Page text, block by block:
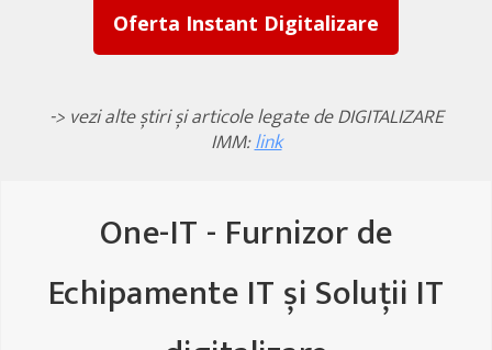
Oferta Instant Digitalizare
-> vezi alte știri și articole legate de DIGITALIZARE
IMM:link
One-IT - Furnizor de
Echipamente IT și Soluții IT